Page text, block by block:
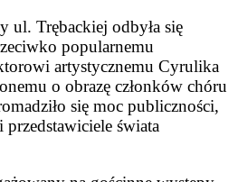
ul. Trę­backiej odbyła się
popularnemu
arty­stycznemu Cyrulika
o obrazę członków chóru
się moc publiczności,
świata